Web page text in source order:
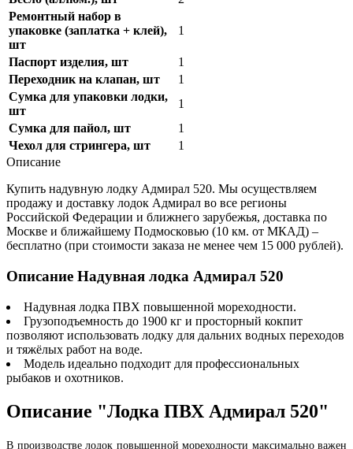
Ремонтный набор в
упаковке (заплатка + клей),
шт
1
Паспорт изделия, шт
1
Переходник на клапан, шт
1
Сумка для упаковки лодки,
шт
1
Сумка для пайол, шт
1
Чехол для стрингера, шт
1
Описание
Купить надувную лодку Адмирал 520. Мы осуществляем
продажу и доставку лодок Адмирал во все регионы
Российской Федерации и ближнего зарубежья, доставка по
Москве и ближайшему Подмосковью (10 км. от МКАД) –
бесплатно (при стоимости заказа не менее чем 15 000 рублей).
Описание Надувная лодка Адмирал 520
Надувная лодка ПВХ повышенной мореходности.
Грузоподъемность до 1900 кг и просторный кокпит
позволяют использовать лодку для дальних водных переходов
и тяжёлых работ на воде.
Модель идеально подходит для профессиональных
рыбаков и охотников.
Описание "Лодка ПВХ Адмирал 520"
В производстве лодок повышенной мореходности максимально важен